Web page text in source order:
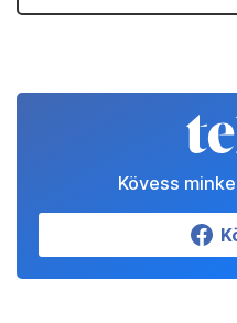
Kövess